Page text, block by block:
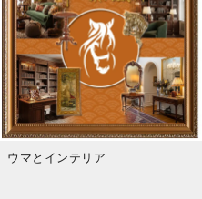
ウマとインテリア